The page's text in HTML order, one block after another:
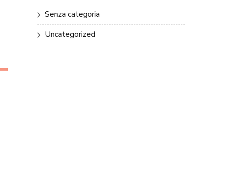
Senza categoria
Uncategorized